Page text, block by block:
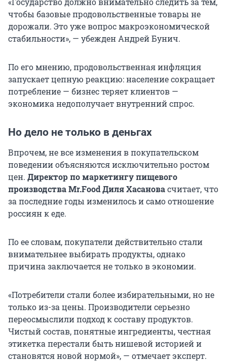
чтобы базовые продовольственные товары не
дорожали. Это уже вопрос макроэкономической
стабильности», — убежден Андрей Бунич.
По его мнению, продовольственная инфляция
запускает цепную реакцию: население сокращает
потребление — бизнес теряет клиентов —
экономика недополучает внутренний спрос.
Но дело не только в деньгах
Впрочем, не все изменения в покупательском
поведении объясняются исключительно ростом
цен. Директор по маркетингу пищевого
производства Mr.Food Диля Хасановасчитает, что
за последние годы изменилось и само отношение
россиян к еде.
По ее словам, покупатели действительно стали
внимательнее выбирать продукты, однако
причина заключается не только в экономии.
«Потребители стали более избирательными, но не
только из-за цены. Производители серьезно
переосмыслили подход к составу продуктов.
Чистый состав, понятные ингредиенты, честная
этикетка перестали быть нишевой историей и
становятся новой нормой», — отмечает эксперт.